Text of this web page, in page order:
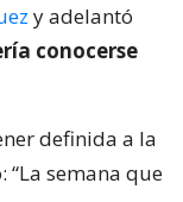
y adelantó
conocerse
definida a la
semana que